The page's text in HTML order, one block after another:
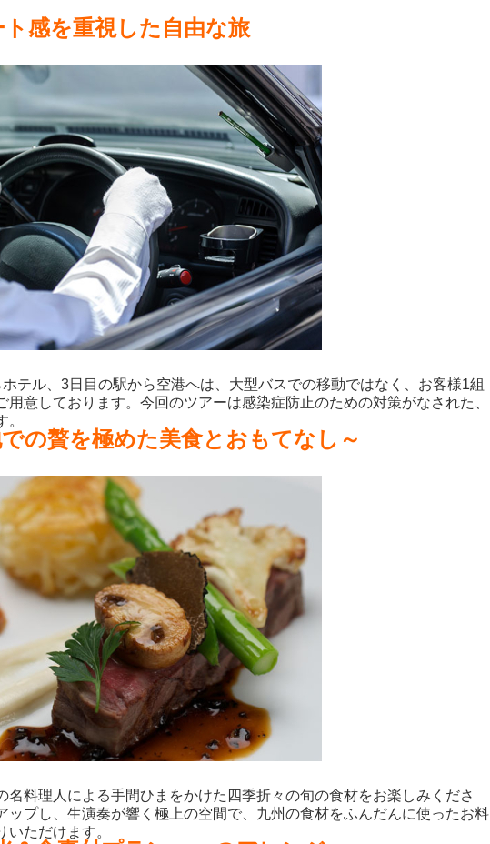
感を重視した自由な旅
テル、3日目の駅から空港へは、大型バスでの移動ではなく、お客様1組
用意しております。今回のツアーは感染症防止のための対策がなされた、
での贅を極めた美食とおもてなし～
名料理人による手間ひまをかけた四季折々の旬の食材をお楽しみくださ
ップし、生演奏が響く極上の空間で、九州の食材をふんだんに使ったお料
いただけます。